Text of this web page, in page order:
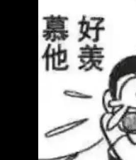
是好的 這樣一
順眼多了？？ --